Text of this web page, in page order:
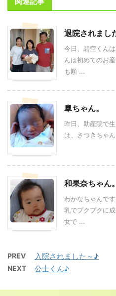
退院されまし
今日、碧空くん
んは初めてのお
も順 ...
皐ちゃん。
昨日、助産院で
は、さつきちゃ
和果奈ちゃん。
わかなちゃんで
乳でプクプクに
女で ...
PREV 入院されました～♪
NEXT 公士くん♪